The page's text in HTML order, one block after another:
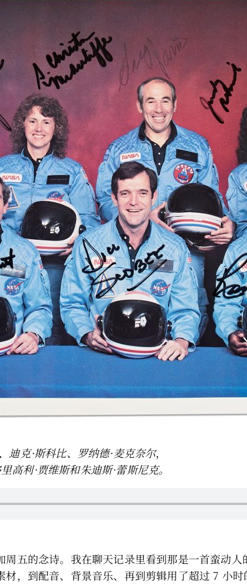
迪克·斯科比、罗纳德·麦克奈尔，
利·贾维斯和朱迪斯·蕾斯尼克。
五的念诗。我在聊天记录里看到那是一首蛮动
，到配音、背景音乐、再到剪辑用了超过 7 小时